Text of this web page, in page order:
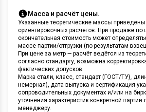
Масса и расчёт цены.
Указанные теоретические массы
ориентировочных расчётов. При продаже по
окончательная стоимость может
массе партии/отгрузки (по результатам
При цене за метр — расчёт ведётся из
согласно стандарту, возможна
фактических допусков.
Марка стали, класс, стандарт (ГОСТ/ТУ),
немерная), дата выпуска и сертификация
сопроводительных документах и/или на
уточнения характеристик конкретной партии
менеджеру.